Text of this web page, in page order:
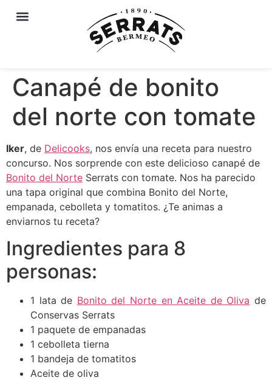
Canapé de bonito
del norte con tomate
Iker, de Delicooks, nos envía una receta para nuestro
concurso. Nos sorprende con este delicioso canapé de
Bonito del Norte Serrats con tomate. Nos ha parecido
una tapa original que combina Bonito del Norte,
empanada, cebolleta y tomatitos. ¿Te animas a
enviarnos tu receta?
Ingredientes para 8
personas:
1 lata de Bonito del Norte en Aceite de Oliva de
Conservas Serrats
1 paquete de empanadas
1 cebolleta tierna
1 bandeja de tomatitos
Aceite de oliva